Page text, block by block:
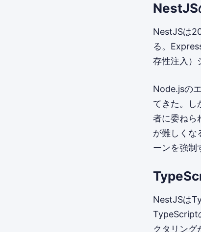
NestJS
NestJSは
る。
存性注入）
Node.jsの
てきた。し
者に委ねら
が難しくな
ーンを強制
NestJSは
TypeScript
クタリン